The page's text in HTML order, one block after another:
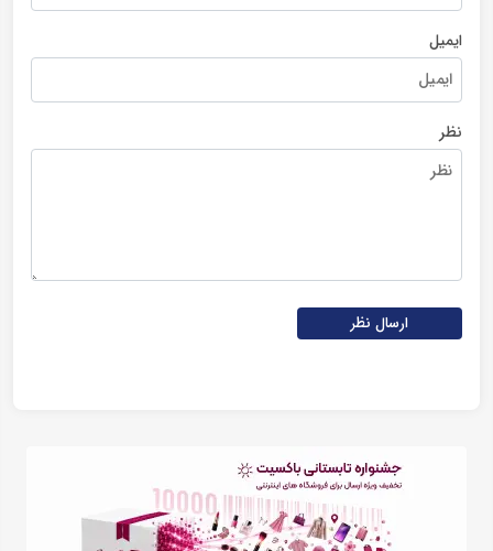
ایمیل
نظر
ارسال نظر